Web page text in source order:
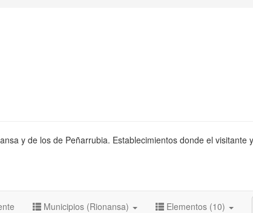
y de los de Peñarrubia. Establecimientos donde el
Municipios (Rionansa) Elementos (10)